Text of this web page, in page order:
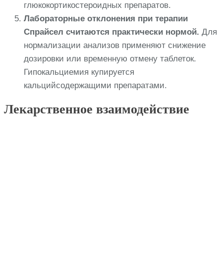
глюкокортикостероидных препаратов.
Лабораторные отклонения при терапии
Спрайсел считаются практически нормой. Для
нормализации анализов применяют снижение
дозировки или временную отмену таблеток.
Гипокальциемия купируется
кальцийсодержащими препаратами.
Лекарственное взаимодействие